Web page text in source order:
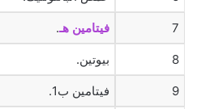
7 فيتامين هـ.
8 بيوتين.
9 فيتامين ب1.